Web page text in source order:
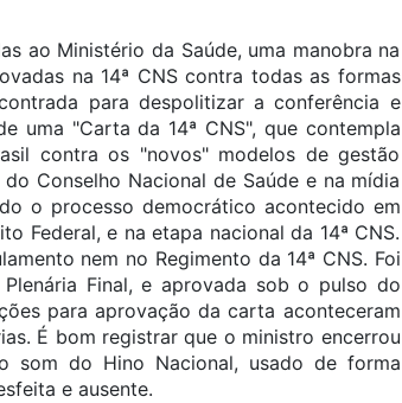
ao Ministério da Saúde, uma manobra na
na 14ª CNS contra todas as formas
para despolitizar a conferência e
uma "Carta da 14ª CNS", que contempla
contra os "novos" modelos de gestão
Conselho Nacional de Saúde e na mídia
o processo democrático acontecido em
Federal, e na etapa nacional da 14ª CNS.
nem no Regimento da 14ª CNS. Foi
Final, e aprovada sob o pulso do
para aprovação da carta aconteceram
É bom registrar que o ministro encerrou
som do Hino Nacional, usado de forma
e ausente.